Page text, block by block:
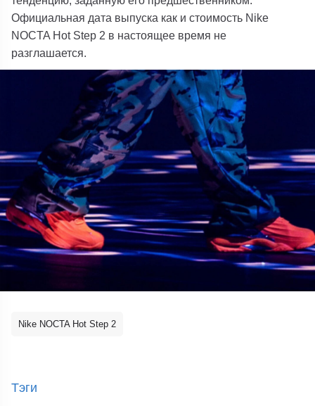
Официальная дата выпуска как и стоимость Nike
NOCTA Hot Step 2 в настоящее время не
разглашается.
Nike NOCTA Hot Step 2
Тэги